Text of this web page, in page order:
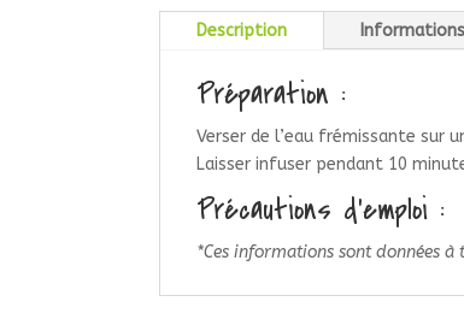
Description
Préparation :
Verser de l’eau frémissante sur
Laisser infuser pendant 10
Précautions d’emploi :
*Ces informations sont données